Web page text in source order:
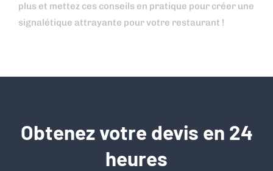
plus et mettez ces conseils en pratique pour créer une
signalétique attrayante pour votre restaurant !
Obtenez votre devis en 24
heures